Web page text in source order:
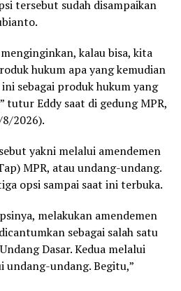
tersebut sudah disampaikan
kalau bisa, kita
hukum apa yang kemudian
sebagai produk hukum yang
tutur Eddy saat di gedung MPR,
2026).
yakni melalui amendemen
MPR, atau undang-undang.
opsi sampai saat ini terbuka.
melakukan amendemen
sebagai salah satu
Dasar. Kedua melalui
undang-undang. Begitu,”